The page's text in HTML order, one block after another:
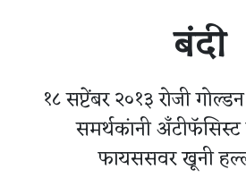
बंदी
१८ सप्टेंबर २०१३ रोजी
समर्थकांनी अँटीफॅसिस्ट
फायससवर खूनी